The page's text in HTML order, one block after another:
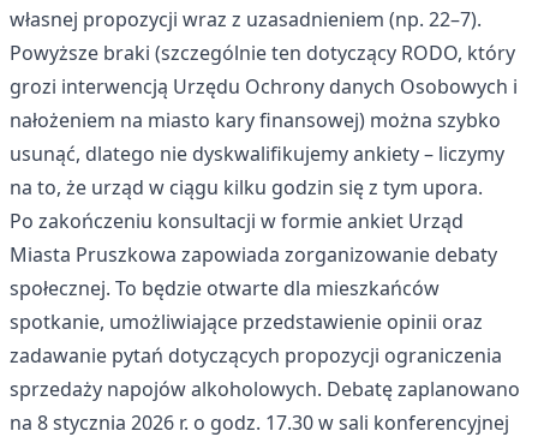
własnej propozycji wraz z uzasadnieniem (np. 22–7).
Powyższe braki (szczególnie ten dotyczący RODO, który
grozi interwencją Urzędu Ochrony danych Osobowych i
nałożeniem na miasto kary finansowej) można szybko
usunąć, dlatego nie dyskwalifikujemy ankiety – liczymy
na to, że urząd w ciągu kilku godzin się z tym upora.
Po zakończeniu konsultacji w formie ankiet Urząd
Miasta Pruszkowa zapowiada zorganizowanie debaty
społecznej. To będzie otwarte dla mieszkańców
spotkanie, umożliwiające przedstawienie opinii oraz
zadawanie pytań dotyczących propozycji ograniczenia
sprzedaży napojów alkoholowych. Debatę zaplanowano
na 8 stycznia 2026 r. o godz. 17.30 w sali konferencyjnej